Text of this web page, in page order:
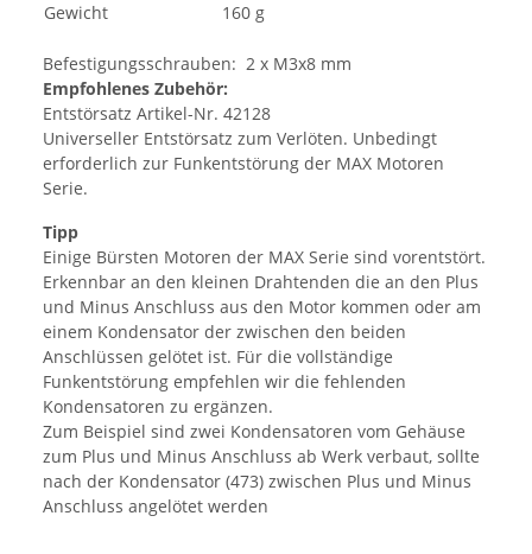
Gewicht
160 g
Befestigungsschrauben: 2 x M3x8 mm
Empfohlenes Zubehör:
Entstörsatz Artikel-Nr. 42128
Universeller Entstörsatz zum Verlöten. Unbedingt
erforderlich zur Funkentstörung der MAX Motoren
Serie.
Tipp
Einige Bürsten Motoren der MAX Serie sind vorentstört.
Erkennbar an den kleinen Drahtenden die an den Plus
und Minus Anschluss aus den Motor kommen oder am
einem Kondensator der zwischen den beiden
Anschlüssen gelötet ist. Für die vollständige
Funkentstörung empfehlen wir die fehlenden
Kondensatoren zu ergänzen.
Zum Beispiel sind zwei Kondensatoren vom Gehäuse
zum Plus und Minus Anschluss ab Werk verbaut, sollte
nach der Kondensator (473) zwischen Plus und Minus
Anschluss angelötet werden